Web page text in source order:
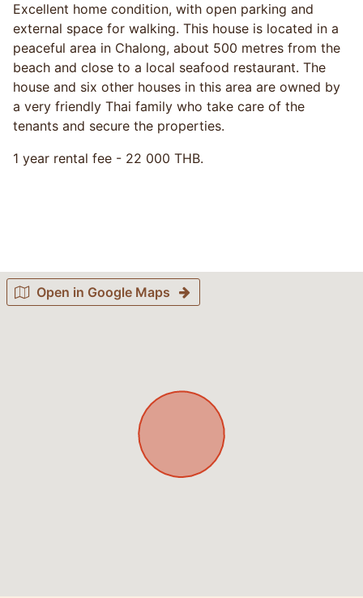
Excellent home condition, with open parking and
external space for walking. This house is located in a
peaceful area in Chalong, about 500 metres from the
beach and close to a local seafood restaurant. The
house and six other houses in this area are owned by
a very friendly Thai family who take care of the
tenants and secure the properties.
1 year rental fee - 22 000 THB.
Open in Google Maps